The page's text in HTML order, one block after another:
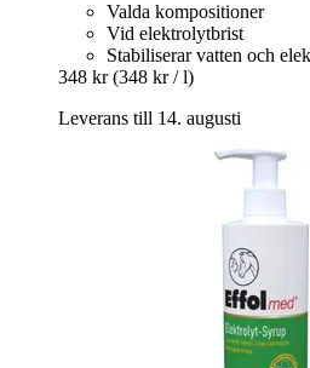
Valda kompositioner
Vid elektrolytbrist
Stabiliserar vatten och
348 kr (348 kr / l)
Leverans till 14. augusti